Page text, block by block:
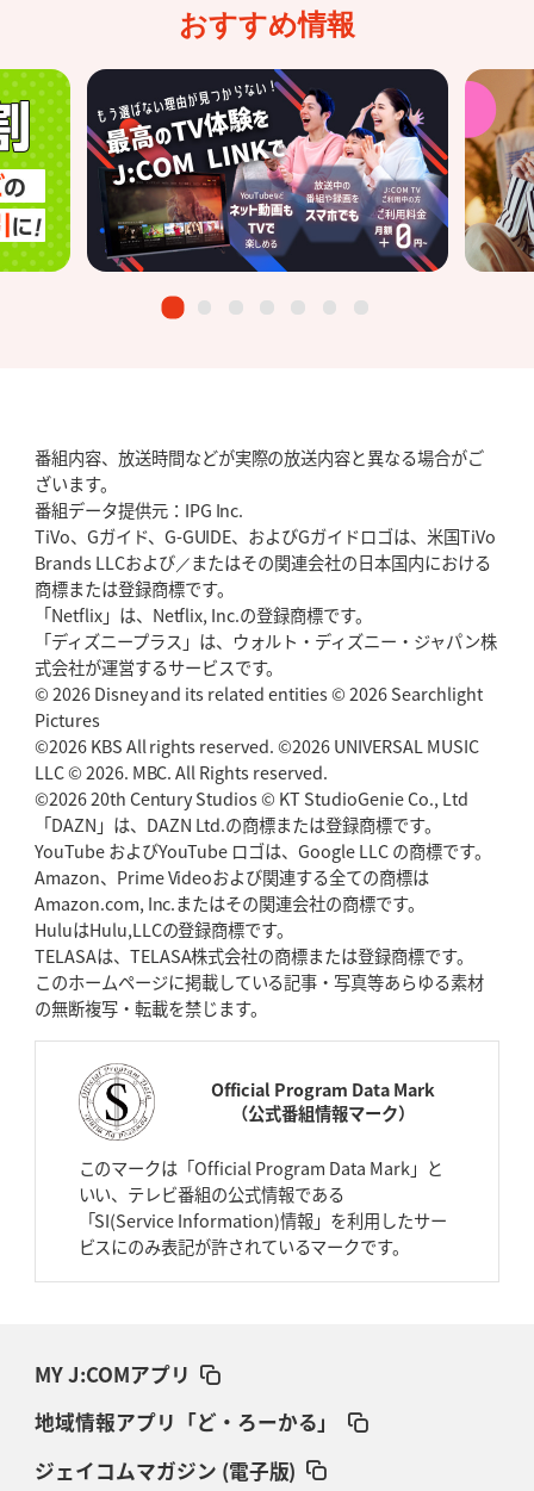
おすすめ情報
番組内容、放送時間などが実際の放送内容と異なる場合がご
ざいます。
番組データ提供元：IPG Inc.
TiVo、Gガイド、G-GUIDE、およびGガイドロゴは、米国TiVo
Brands LLCおよび／またはその関連会社の日本国内における
商標または登録商標です。
「Netflix」は、Netflix, Inc.の登録商標です。
「ディズニープラス」は、ウォルト・ディズニー・ジャパン株
式会社が運営するサービスです。
© 2026 Disney and its related entities © 2026 Searchlight
Pictures
©2026 KBS All rights reserved. ©2026 UNIVERSAL MUSIC
LLC © 2026. MBC. All Rights reserved.
©2026 20th Century Studios © KT StudioGenie Co., Ltd
「DAZN」は、DAZN Ltd.の商標または登録商標です。
YouTube およびYouTube ロゴは、Google LLC の商標です。
Amazon、Prime Videoおよび関連する全ての商標は
Amazon.com, Inc.またはその関連会社の商標です。
HuluはHulu,LLCの登録商標です。
TELASAは、TELASA株式会社の商標または登録商標です。
このホームページに掲載している記事・写真等あらゆる素材
の無断複写・転載を禁じます。
Official Program Data Mark
（公式番組情報マーク）
このマークは「Official Program Data Mark」と
いい、テレビ番組の公式情報である
「SI(Service Information)情報」を利用したサー
ビスにのみ表記が許されているマークです。
MY J:COMアプリ
地域情報アプリ「ど・ろーかる」
ジェイコムマガジン (電子版)